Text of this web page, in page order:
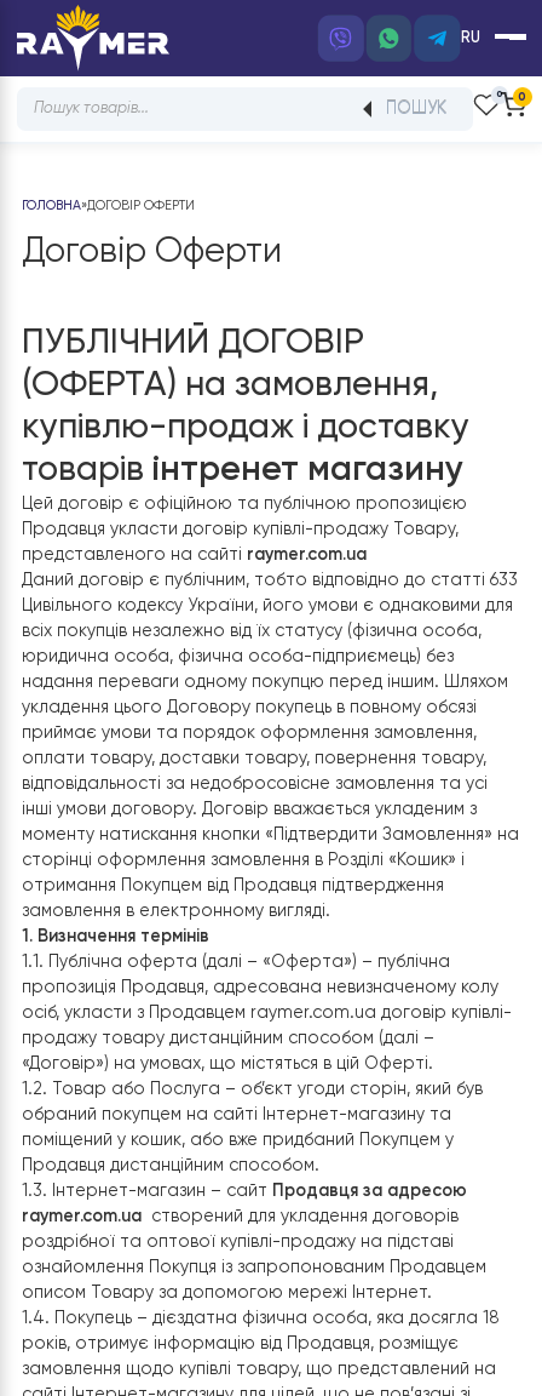
RU
Products
ПОШУК
Договір Оферти
ПУБЛІЧНИЙ ДОГОВІР
(ОФЕРТА) на замовлення,
купівлю-продаж і доставку
товарівінтренет магазину
Цей договір є офіційною та публічною пропозицією
Продавця укласти договір купівлі-продажу Товару,
представленого на сайтіraymer.com.ua
Даний договір є публічним, тобто відповідно до
Цивільного кодексу України, його умови є однаковими
всіх покупців незалежно від їх статусу (фізична особа,
юридична особа, фізична особа-підприємець) без
надання переваги одному покупцю перед іншим.
укладення цього Договору покупець в повному обсязі
приймає умови та порядок оформлення замовлення,
оплати товару, доставки товару, повернення товару,
відповідальності за недобросовісне замовлення та усі
інші умови договору. Договір вважається укладеним з
моменту натискання кнопки «Підтвердити
сторінці оформлення замовлення в Розділі «Кошик» і
отримання Покупцем від Продавця підтвердження
замовлення в електронному вигляді.
1. Визначення термінів
1.1. Публічна оферта (далі – «Оферта») – публічна
пропозиція Продавця, адресована невизначеному
осіб, укласти з Продавцем raymer.com.uaдоговір
продажу товару дистанційним способом (далі –
«Договір») на умовах, що містяться в цій Оферті.
1.2. Товар або Послуга – об’єкт угоди сторін, який був
обраний покупцем на сайті Інтернет-магазину та
поміщений у кошик, або вже придбаний Покупцем у
Продавця дистанційним способом.
1.3. Інтернет-магазин – сайтПродавця за адресою
raymer.com.ua створений для укладення договорів
роздрібної та оптової купівлі-продажу на підставі